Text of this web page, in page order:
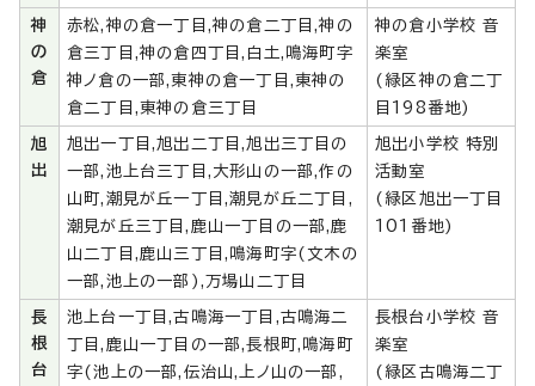
神
の
倉
赤松,神の倉一丁目,神の倉二丁目,神の
倉三丁目,神の倉四丁目,白土,鳴海町字
神ノ倉の一部,東神の倉一丁目,東神の
倉二丁目,東神の倉三丁目
神の倉小学校 音
楽室
(緑区神の倉二丁
目198番地)
旭
出
旭出一丁目,旭出二丁目,旭出三丁目の
一部,池上台三丁目,大形山の一部,作の
山町,潮見が丘一丁目,潮見が丘二丁目,
潮見が丘三丁目,鹿山一丁目の一部,鹿
山二丁目,鹿山三丁目,鳴海町字(文木の
一部,池上の一部),万場山二丁目
旭出小学校 特別
活動室
(緑区旭出一丁目
101番地)
長
根
台
池上台一丁目,古鳴海一丁目,古鳴海二
丁目,鹿山一丁目の一部,長根町,鳴海町
字(池上の一部,伝治山,上ノ山の一部,
長根台小学校 音
楽室
(緑区古鳴海二丁